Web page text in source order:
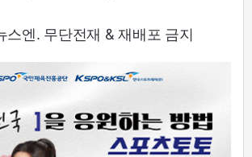
엔. 무단전재 & 재배포 금지